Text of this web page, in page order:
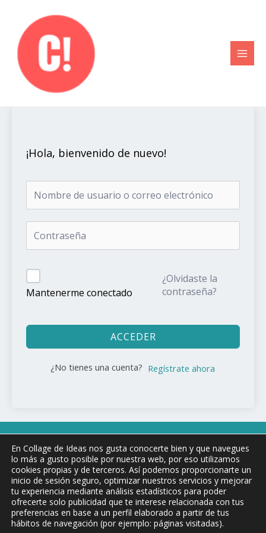
contenido
¡Hola, bienvenido de nuevo!
Mantenerme conectado
¿Olvidaste la
contraseña?
ACCEDER
¿No tienes una cuenta? Regístrate ahora
Aviso Legal y condiciones de uso
Política de privacidad
Política de Cookies
En Collage de Ideas nos gusta conocerte bien y que navegues
lo más a gusto posible por nuestra web, por eso utilizamos
cookies propias y de terceros. Así podemos proporcionarte un
inicio de sesión seguro, optimizar nuestros servicios y mejorar
tu experiencia mediante análisis estadísticos para poder
ofrecerte solo publicidad que te interese relacionada con tus
preferencias en base a un perfil elaborado a partir de tus
hábitos de navegación (por ejemplo: páginas visitadas).